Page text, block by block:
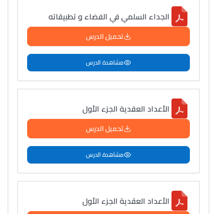
الجداء السلمي في الفضاء و تطبيقاته
تحميل الدرس
مشاهدة الدرس
الأعداد العقدية الجزء الأول
تحميل الدرس
مشاهدة الدرس
الأعداد العقدية الجزء الأول